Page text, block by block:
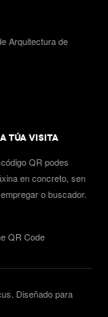
Arquitectura de
TÚA VISITA
QR podes
en concreto, sen
o buscador.
. Diseñado para